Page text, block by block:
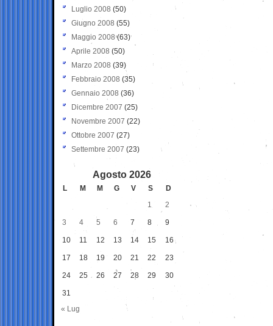
Luglio 2008 (50)
Giugno 2008 (55)
Maggio 2008(63)
Aprile 2008 (50)
Marzo 2008 (39)
Febbraio 2008 (35)
Gennaio 2008 (36)
Dicembre 2007 (25)
Novembre 2007 (22)
Ottobre 2007 (27)
Settembre 2007 (23)
Agosto 2026
L M M G V S
D
1
2
3 4 5 6 7 8 9
10 11 12 13 14 15 16
17 18 19 20 21 22 23
24 25 26 27 28 29 30
31
« Lug